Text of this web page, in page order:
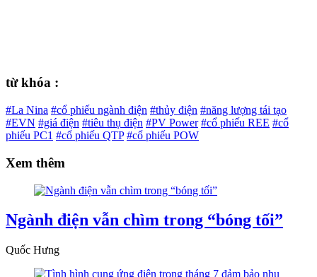
từ khóa :
#La Nina #cổ phiếu ngành điện #thủy điện #năng lượng tái tạo
#EVN #giá điện #tiêu thụ điện #PV Power #cổ phiếu REE #cổ
phiếu PC1 #cổ phiếu QTP #cổ phiếu POW
Xem thêm
Ngành điện vẫn chìm trong “bóng tối”
Quốc Hưng